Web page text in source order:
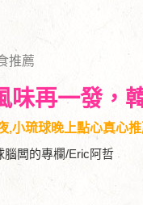
推薦
味再一發，
,小琉球晚上點心真心
腦闆的專欄/Eric阿哲